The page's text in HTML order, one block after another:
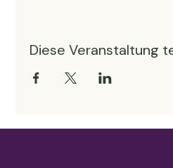
Diese Veranstaltung